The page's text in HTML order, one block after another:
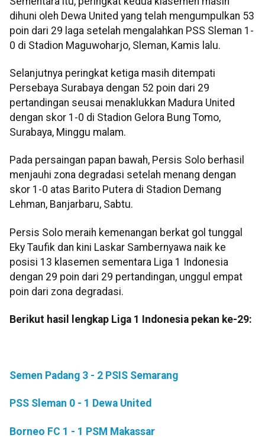
dihuni oleh Dewa United yang telah mengumpulkan 53
poin dari 29 laga setelah mengalahkan PSS Sleman 1-
0 di Stadion Maguwoharjo, Sleman, Kamis lalu.
Selanjutnya peringkat ketiga masih ditempati
Persebaya Surabaya dengan 52 poin dari 29
pertandingan seusai menaklukkan Madura United
dengan skor 1-0 di Stadion Gelora Bung Tomo,
Surabaya, Minggu malam.
Pada persaingan papan bawah, Persis Solo berhasil
menjauhi zona degradasi setelah menang dengan
skor 1-0 atas Barito Putera di Stadion Demang
Lehman, Banjarbaru, Sabtu.
Persis Solo meraih kemenangan berkat gol tunggal
Eky Taufik dan kini Laskar Sambernyawa naik ke
posisi 13 klasemen sementara Liga 1 Indonesia
dengan 29 poin dari 29 pertandingan, unggul empat
poin dari zona degradasi.
Berikut hasil lengkap Liga 1 Indonesia pekan ke-29:
Semen Padang 3 - 2 PSIS Semarang
PSS Sleman 0 - 1 Dewa United
Borneo FC 1 - 1 PSM Makassar